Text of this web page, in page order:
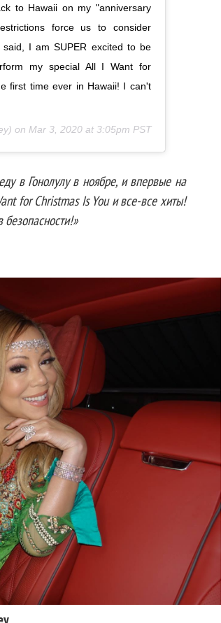
to Hawaii on my "anniversary
force us to consider
I am SUPER excited to be
my special All I Want for
first time ever in Hawaii! I can't
on Mar 3, 2020 at 3:05pm PST
в Гонолулу в ноябре, и впервые на
for Christmas Is You и все-все хиты!
безопасности!»